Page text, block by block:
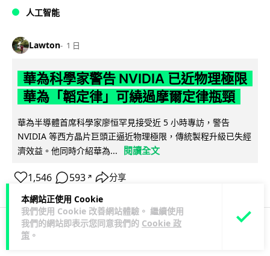
本網站正使用 Cookie
我們使用 Cookie 改善網站體驗。 繼續使用
我們的網站即表示您同意我們的 Cookie 政
策 。
人工智能
Lawton 1 日
華為科學家警告 NVIDIA 已近物理極限
華為「韜定律」可繞過摩爾定律瓶頸
華為半導體首席科學家廖恒罕見接受近 5 小時專訪，警告
NVIDIA 等西方晶片巨頭正逼近物理極限，傳統製程升級已失經
濟效益。他同時介紹華為...
閱讀全文
1,546 593 ↗ 分享
科技娛樂